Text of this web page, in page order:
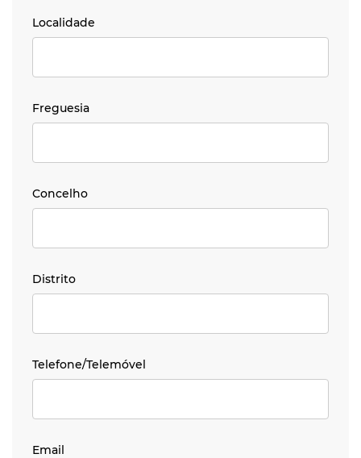
Localidade
Localidade
Freguesia
Freguesia
Concelho
Concelho
Distrito
Distrito
Telefone/Telemóvel
Telefone/Telemóvel
Email
Email